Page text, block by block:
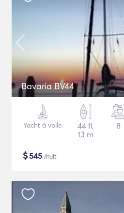
Bavaria BV44
Yacht à voile
44 ft
13 m
8
$545 /nuit